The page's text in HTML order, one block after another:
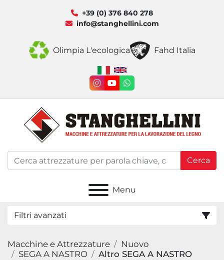
+39 (0) 376 840 278
info@stanghellini.com
Olimpia L'ecologica Fahd Italia
instagram
youtubewhatsapp
Cerca
Menu
Filtri avanzati
Categoria
Macchine e Attrezzature
Nuovo
SEGA A NASTRO
Altro SEGA A NASTRO